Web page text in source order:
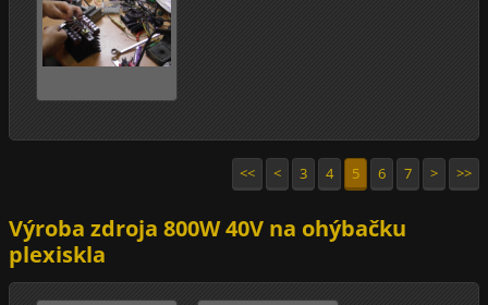
<< < 3 4 5 6 7 > >>
Výroba zdroja 800W 40V na ohýbačku
plexiskla